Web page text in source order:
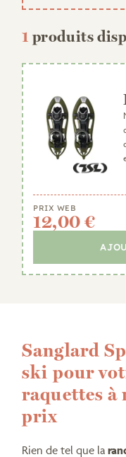
1 produits
PRIX WEB
12,00 €
Sanglard
ski pour
raquettes à
prix
Rien de tel que la